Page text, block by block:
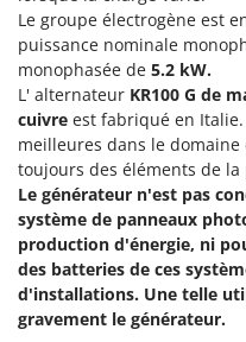
Nettoyeurs tapis,
P
Peignes vibreurs et
Pelles rétros pour
Perches Élagueuses
Pétrins à Spirale
Piscines
Planteuses de
Plateaux de coupe
Fiorentini
Fiskars
Flymo
Fontana Forni
Forest Master
Francini
G
G3 Ferrari
Gardena
Garofalo
Le groupe électrogène est
puissance nominale
monophasée de 5.2 kW.
L' alternateur KR100 G de
cuivre est fabriqué en
meilleures dans le
toujours des éléments de
Le générateur n'est pas
système de panneaux
production d'énergie, ni
des batteries de ces
d'installations. Une telle
gravement le générateur.